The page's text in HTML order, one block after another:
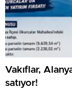
Vakıflar,
satıyor!